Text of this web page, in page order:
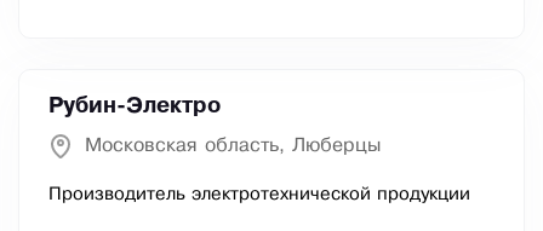
Рубин-Электро
Московская область, Люберцы
Производитель электротехнической продукции